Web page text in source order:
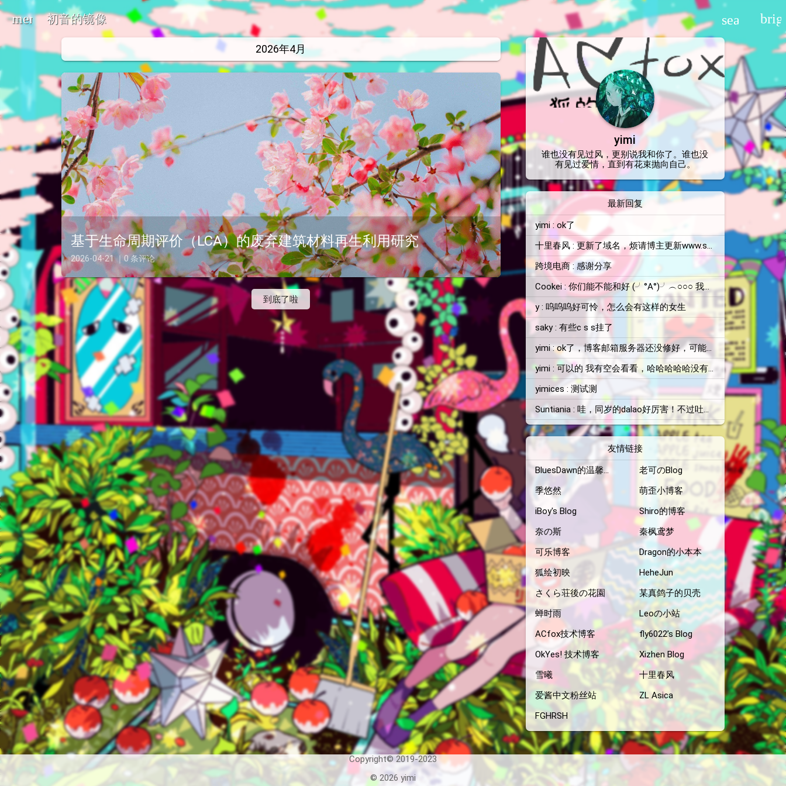
menu 初音的镜像 search
2026年4月
基于生命周期评价（LCA）的废弃建筑材料再生利用研究
2026-04-21 ｜0 条评论
导论：建筑行业碳中和路径下的系统工程与范式转移在全球气候变化与资源枯竭的双重约束下，建筑与基础设施行业正面临着前所未有的脱碳压力。宏观数据表明，全球建筑行业的碳排放量约占全球温室气体排放总量的近...
到底了啦
yimi
谁也没有见过风，更别说我和你了。谁也没
有见过爱情，直到有花束抛向自己。
最新回复
yimi : ok了
十里春风 : 更新了域名，烦请博主更新www.shilichunfeng.top
跨境电商 : 感谢分享
Cookei : 你们能不能和好 (╯°A°)╯︵○○○ 我看不下去了
y : 呜呜呜好可怜，怎么会有这样的女生
saky : 有些c s s挂了
yimi : ok了，博客邮箱服务器还没修好，可能你收不到消息
yimi : 可以的 我有空会看看，哈哈哈哈哈没有的 自己没那么厉害
yimices : 测试测
Suntiania : 哇，同岁的dalao好厉害！不过吐槽一下，顶栏颜色和背景图片融为一体了，找了半天搜索框才找到位置=。=
友情链接
BluesDawn的温馨小窝
老可のBlog
季悠然
萌歪小博客
iBoy's Blog
Shiro的博客
奈の斯
秦枫鸢梦
可乐博客
Dragon的小本本
狐绘初映
HeheJun
さくら荘後の花園
某真鸽子的贝壳
蝉时雨
Leoの小站
ACfox技术博客
fly6022’s Blog
OkYes! 技术博客
Xizhen Blog
雪曦
十里春风
爱酱中文粉丝站
ZL Asica
FGHRSH
Copyright© 2019-2023
© 2026 yimi